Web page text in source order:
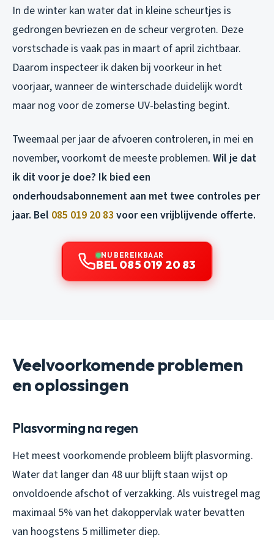
In de winter kan water dat in kleine scheurtjes is
gedrongen bevriezen en de scheur vergroten. Deze
vorstschade is vaak pas in maart of april zichtbaar.
Daarom inspecteer ik daken bij voorkeur in het
voorjaar, wanneer de winterschade duidelijk wordt
maar nog voor de zomerse UV-belasting begint.
Tweemaal per jaar de afvoeren controleren, in mei en
november, voorkomt de meeste problemen. Wil je dat
ik dit voor je doe? Ik bied een
onderhoudsabonnement aan met twee controles per
jaar. Bel 085 019 20 83 voor een vrijblijvende offerte.
NU BEREIKBAAR
BEL 085 019 20 83
Veelvoorkomende problemen
en oplossingen
Plasvorming na regen
Het meest voorkomende probleem blijft plasvorming.
Water dat langer dan 48 uur blijft staan wijst op
onvoldoende afschot of verzakking. Als vuistregel mag
maximaal 5% van het dakoppervlak water bevatten
van hoogstens 5 millimeter diep.